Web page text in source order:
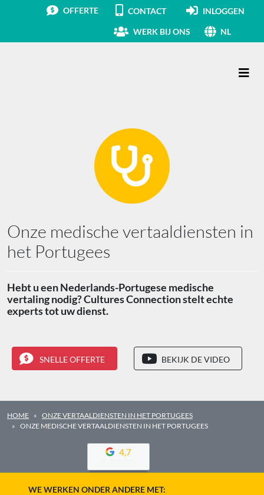
OFFERTE CONTACT INLOGGEN
WERK BIJ ONS NL
Onze medische vertaaldiensten in
het Portugees
Hebt u een Nederlands-Portugese medische
vertaling nodig? Cultures Connection stelt echte
experts tot uw dienst.
SNELLE OFFERTE BEKIJK DE VIDEO
HOME
ONZE VERTAALDIENSTEN IN HET PORTUGEES
ONZE MEDISCHE VERTAALDIENSTEN IN HET PORTUGEES
4,7
WE WERKEN ONDER ANDERE MET: